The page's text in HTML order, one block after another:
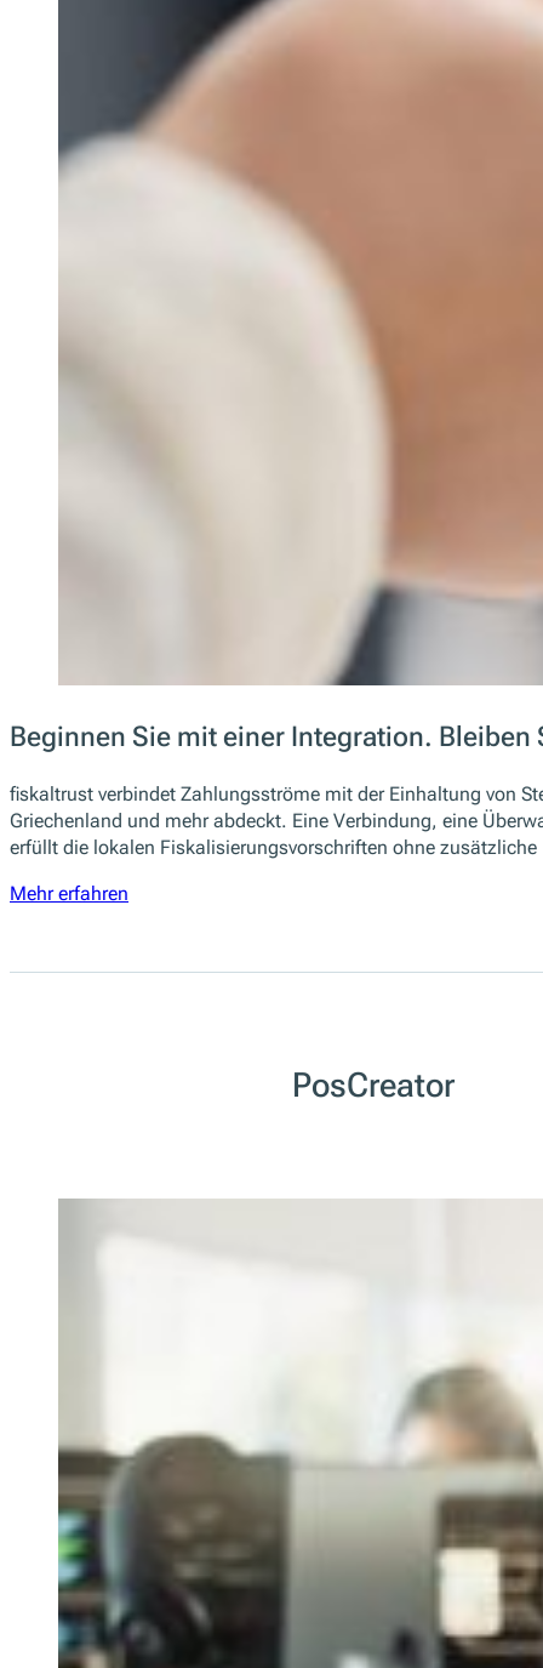
Beginnen Sie mit einer Integration.
fiskaltrust verbindet Zahlungsströme mit der Einhaltung von
Griechenland und mehr abdeckt. Eine Verbindung, eine
erfüllt die lokalen Fiskalisierungsvorschriften ohne
Mehr erfahren
PosCreator